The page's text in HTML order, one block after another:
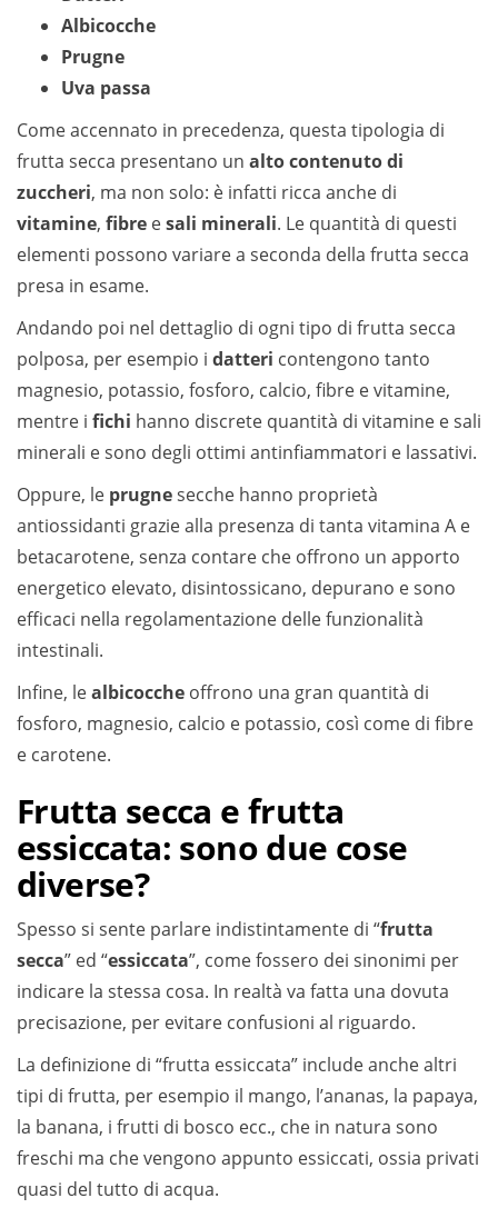
Albicocche
Prugne
Uva passa
Come accennato in precedenza, questa tipologia di
frutta secca presentano un alto contenuto di
zuccheri, ma non solo: è infatti ricca anche di
vitamine, fibre esali minerali. Le quantità di questi
elementi possono variare a seconda della frutta secca
presa in esame.
Andando poi nel dettaglio di ogni tipo di frutta secca
polposa, per esempio i datteri contengono tanto
magnesio, potassio, fosforo, calcio, fibre e vitamine,
mentre i fichi hanno discrete quantità di vitamine e sali
minerali e sono degli ottimi antinfiammatori e lassativi.
Oppure, le prugnesecche hanno proprietà
antiossidanti grazie alla presenza di tanta vitamina A e
betacarotene, senza contare che offrono un apporto
energetico elevato, disintossicano, depurano e sono
efficaci nella regolamentazione delle funzionalità
intestinali.
Infine, lealbicocche offrono una gran quantità di
fosforo, magnesio, calcio e potassio, così come di fibre
e carotene.
Frutta secca e frutta
essiccata: sono due cose
diverse?
Spesso si sente parlare indistintamente di “frutta
secca” ed “essiccata”, come fossero dei sinonimi per
indicare la stessa cosa. In realtà va fatta una dovuta
precisazione, per evitare confusioni al riguardo.
La definizione di “frutta essiccata” include anche altri
tipi di frutta, per esempio il mango, l’ananas, la papaya,
la banana, i frutti di bosco ecc., che in natura sono
freschi ma che vengono appunto essiccati, ossia privati
quasi del tutto di acqua.